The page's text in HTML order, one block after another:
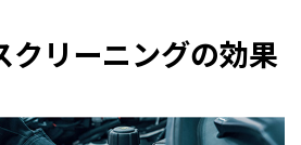
クリーニングの効果